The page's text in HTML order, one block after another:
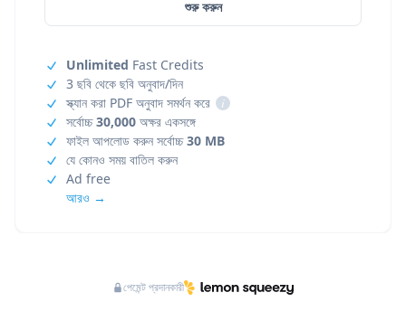
শুরু করুন
Unlimited Fast Credits
3 ছবি থেকে ছবি অনুবাদ/দিন
স্ক্যান করা PDF অনুবাদ সমর্থন করে
i
সর্বোচ্চ30,000 অক্ষর একসঙ্গে
ফাইল আপলোড করুন সর্বোচ্চ30 MB
যে কোনও সময় বাতিল করুন
Ad free
আরও →
পেমেন্ট প্রদানকারী